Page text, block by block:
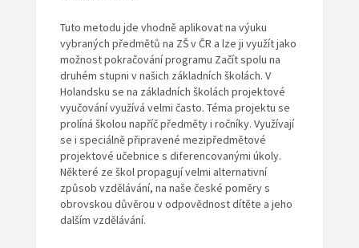
Tuto metodu jde vhodně aplikovat na výuku
vybraných předmětů na ZŠ v ČR a lze ji využít jako
možnost pokračování programu Začít spolu na
druhém stupni v našich základních školách. V
Holandsku se na základních školách projektové
vyučování využívá velmi často. Téma projektu se
prolíná školou napříč předměty i ročníky. Využívají
se i speciálně připravené mezipředmětové
projektové učebnice s diferencovanými úkoly.
Některé ze škol propagují velmi alternativní
způsob vzdělávání, na naše české poměry s
obrovskou důvěrou v odpovědnost dítěte a jeho
dalším vzdělávání.